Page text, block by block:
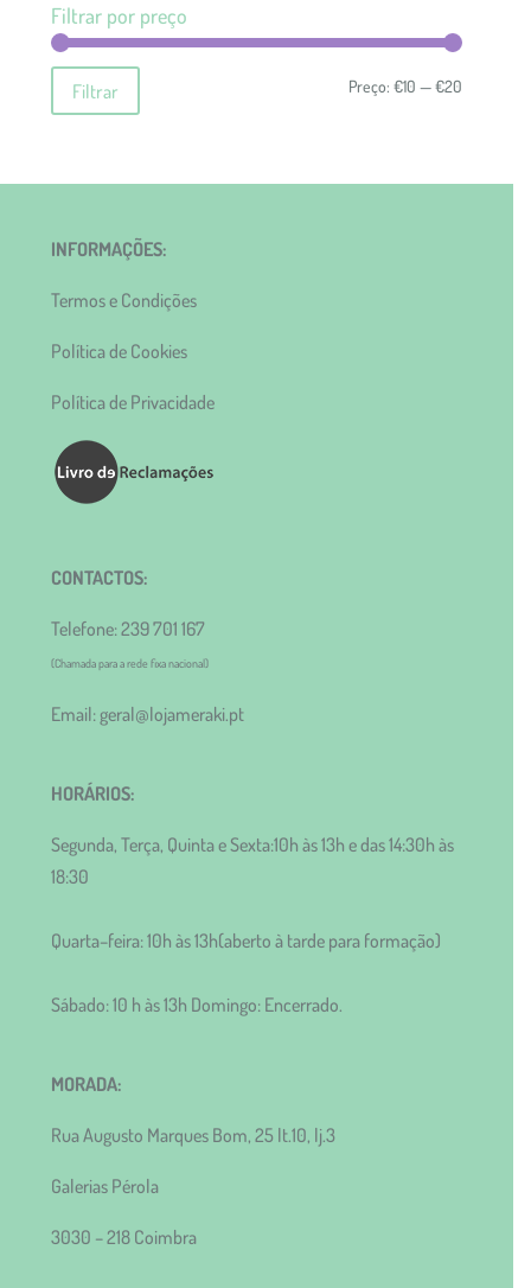
Filtrar por preço
Preço
Preço
Filtrar Preço: €10 —€20
INFORMAÇÕES:
Termos e Condições
Política de Cookies
Política de Privacidade
CONTACTOS:
Telefone: 239 701 167
(Chamada para a rede fixa nacional)
Email: geral@lojameraki.pt
HORÁRIOS:
Segunda, Terça, Quinta e Sexta:10h às 13h e das 14:30h às
18:30
Quarta–feira: 10h às 13h(aberto à tarde para formação)
Sábado: 10 h às 13h Domingo: Encerrado.
MORADA:
Rua Augusto Marques Bom, 25 lt.10, lj.3
Galerias Pérola
3030 – 218 Coimbra